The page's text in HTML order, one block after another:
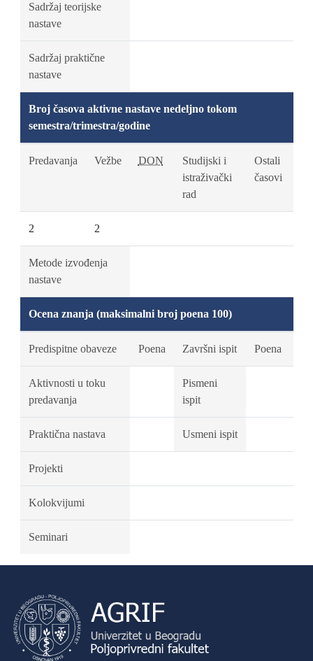
Sadržaj teorijske
nastave
Sadržaj praktične
nastave
Broj časova aktivne nastave nedeljno tokom
semestra/trimestra/godine
Predavanja Vežbe DON
Studijski i
istraživački
rad
Ostali
časovi
2 2
Metode izvođenja
nastave
Ocena znanja (maksimalni broj poena 100)
Predispitne obaveze Poena Završni ispit Poena
Aktivnosti u toku
predavanja
Pismeni
ispit
Praktična nastava Usmeni ispit
Projekti
Kolokvijumi
Seminari